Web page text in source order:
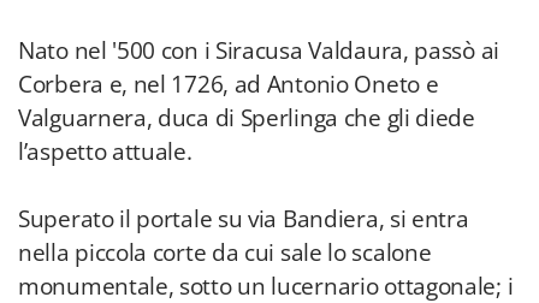
Nato nel '500 con i Siracusa Valdaura, passò ai
Corbera e, nel 1726, ad Antonio Oneto e
Valguarnera, duca di Sperlinga che gli diede
l’aspetto attuale.
Superato il portale su via Bandiera, si entra
nella piccola corte da cui sale lo scalone
monumentale, sotto un lucernario ottagonale; i